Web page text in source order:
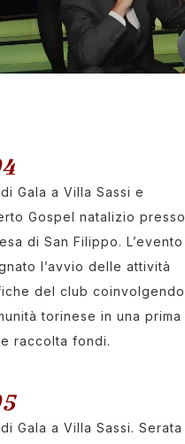
Gala a Villa Sassi e
Gospel natalizio presso
di San Filippo. L’evento
l’avvio delle attività
del club coinvolgendo
torinese in una prima
raccolta fondi.
Gala a Villa Sassi. Serata